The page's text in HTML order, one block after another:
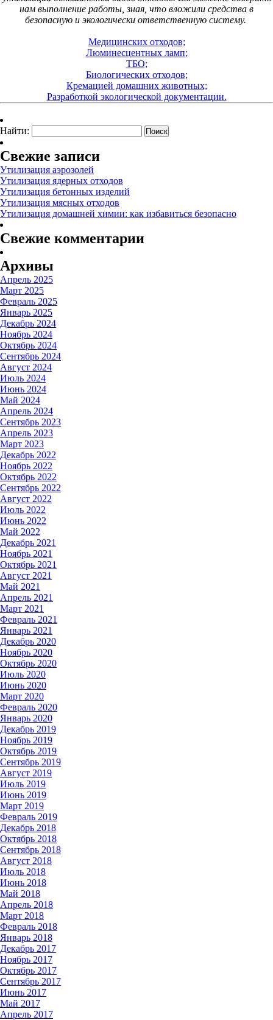
нам выполнение работы, зная, что вложили средства в
безопасную и экологически ответственную систему.
Медицинских отходов;
Люминесцентных ламп;
ТБО;
Биологических отходов;
Кремацией домашних животных;
Разработкой экологической документации.
Найти:
Свежие записи
Утилизация аэрозолей
Утилизация ядерных отходов
Утилизация бетонных изделий
Утилизация мясных отходов
Утилизация домашней химии: как избавиться безопасно
Свежие комментарии
Архивы
Апрель 2025
Март 2025
Февраль 2025
Январь 2025
Декабрь 2024
Ноябрь 2024
Октябрь 2024
Сентябрь 2024
Август 2024
Июль 2024
Июнь 2024
Май 2024
Апрель 2024
Сентябрь 2023
Апрель 2023
Март 2023
Декабрь 2022
Ноябрь 2022
Октябрь 2022
Сентябрь 2022
Август 2022
Июль 2022
Июнь 2022
Май 2022
Декабрь 2021
Ноябрь 2021
Октябрь 2021
Август 2021
Май 2021
Апрель 2021
Март 2021
Февраль 2021
Январь 2021
Декабрь 2020
Ноябрь 2020
Октябрь 2020
Июль 2020
Июнь 2020
Март 2020
Февраль 2020
Январь 2020
Декабрь 2019
Ноябрь 2019
Октябрь 2019
Сентябрь 2019
Август 2019
Июль 2019
Июнь 2019
Март 2019
Февраль 2019
Декабрь 2018
Октябрь 2018
Сентябрь 2018
Август 2018
Июль 2018
Июнь 2018
Май 2018
Апрель 2018
Март 2018
Февраль 2018
Январь 2018
Декабрь 2017
Ноябрь 2017
Октябрь 2017
Сентябрь 2017
Июнь 2017
Май 2017
Апрель 2017